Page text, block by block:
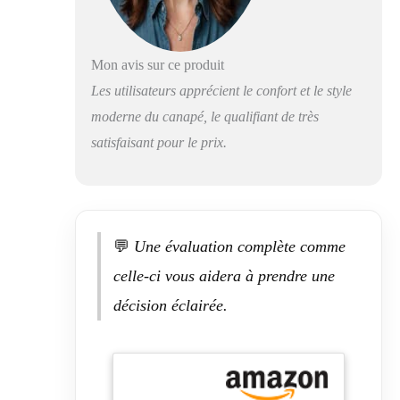
pour des heures de
détente.
Conçu pour résister
à l'épreuve du
temps, le canapé
robuste vous assure
un soutien fiable,
vous permettant de
Style polyvalent et
contemporain Avec
sa silhouette
Mon avis sur ce produit
Les utilisateurs apprécient le confort et le style
moderne du canapé, le qualifiant de très
satisfaisant pour le prix.
💬 Une évaluation complète comme
celle-ci vous aidera à prendre une
décision éclairée.